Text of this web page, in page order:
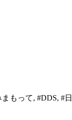
もって, #DDS, #